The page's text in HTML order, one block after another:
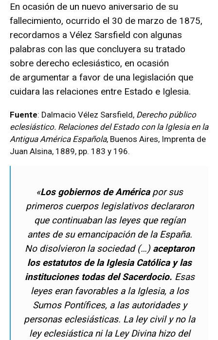
En ocasión de un nuevo aniversario de su
fallecimiento, ocurrido el 30 de marzo de 1875,
recordamos a Vélez Sarsfield con algunas
palabras con las que concluyera su tratado
sobre derecho eclesiástico, en ocasión
de argumentar a favor de una legislación que
cuidara las relaciones entre Estado e Iglesia.
Fuente: Dalmacio Vélez Sarsfield, Derecho público
eclesiástico. Relaciones del Estado con la Iglesia en la
Antigua América Española, Buenos Aires, Imprenta de
Juan Alsina, 1889, pp. 183 y 196.
«Los gobiernos de América por sus
primeros cuerpos legislativos declararon
que continuaban las leyes que regían
antes de su emancipación de la España.
No disolvieron la sociedad (…) aceptaron
los estatutos de la Iglesia Católica y las
instituciones todas del Sacerdocio. Esas
leyes eran favorables a la Iglesia, a los
Sumos Pontífices, a las autoridades y
personas eclesiásticas. La ley civil y no la
ley eclesiástica ni la Ley Divina hizo del